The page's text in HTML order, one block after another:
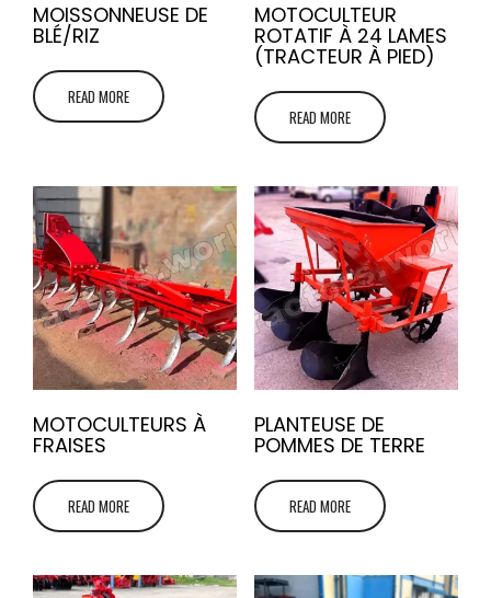
MOISSONNEUSE DE
BLÉ/RIZ
READ MORE
MOTOCULTEUR
ROTATIF À 24 LAMES
(TRACTEUR À PIED)
READ MORE
MOTOCULTEURS À
FRAISES
READ MORE
PLANTEUSE DE
POMMES DE TERRE
READ MORE